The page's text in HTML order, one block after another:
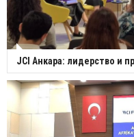
JCI Анкара: лидерство и